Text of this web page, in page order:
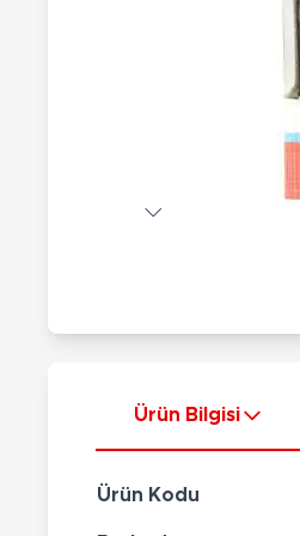
Ürün Bilgisi
Ürün Kodu